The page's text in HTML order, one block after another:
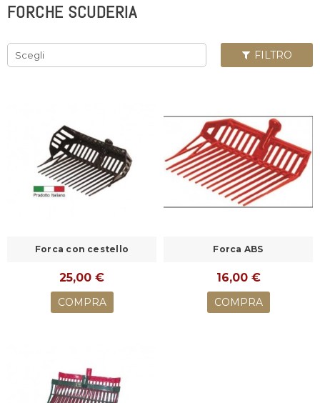
FORCHE SCUDERIA
Scegli FILTRO
Forca con cestello
25,00 €
COMPRA
Forca ABS
16,00 €
COMPRA